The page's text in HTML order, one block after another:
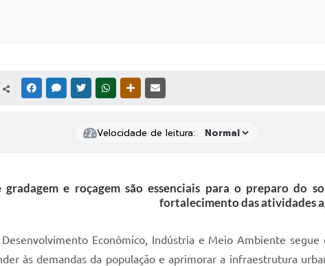
FACEBOOKMESSENGER
TWITTERWHATSAPPOUTRAS MÍDIAS
Velocidade de leitura:
gradagem e roçagem são essenciais para o preparo do
fortalecimento das atividades
Econômico, Indústria e Meio Ambiente
às demandas da população e aprimorar a infraestrutura